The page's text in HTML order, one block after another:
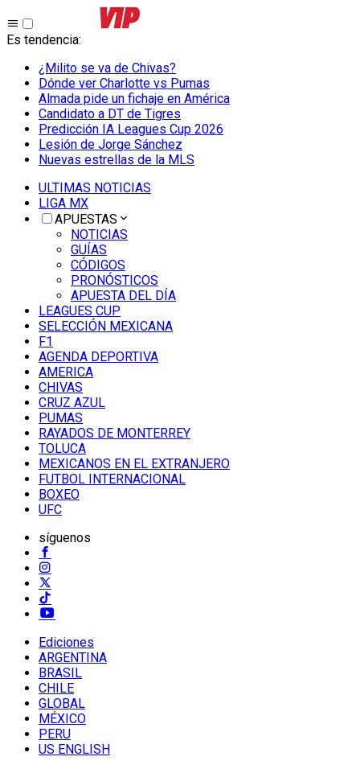
Es tendencia:
¿Milito se va de Chivas?
Dónde ver Charlotte vs Pumas
Almada pide un fichaje en América
Candidato a DT de Tigres
Predicción IA Leagues Cup 2026
Lesión de Jorge Sánchez
Nuevas estrellas de la MLS
ULTIMAS NOTICIAS
LIGA MX
APUESTAS
NOTICIAS
GUÍAS
CÓDIGOS
PRONÓSTICOS
APUESTA DEL DÍA
LEAGUES CUP
SELECCIÓN MEXICANA
F1
AGENDA DEPORTIVA
AMERICA
CHIVAS
CRUZ AZUL
PUMAS
RAYADOS DE MONTERREY
TOLUCA
MEXICANOS EN EL EXTRANJERO
FUTBOL INTERNACIONAL
BOXEO
UFC
síguenos
Ediciones
ARGENTINA
BRASIL
CHILE
GLOBAL
MÉXICO
PERU
US ENGLISH